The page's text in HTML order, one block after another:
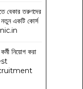
বেকার তরুণদের
একটি কোর্স
নিয়োগ করা